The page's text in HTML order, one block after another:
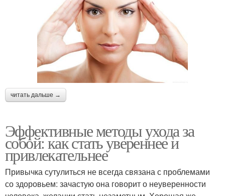
читать дальше →
Эффективные методы ухода за
собой: как стать увереннее и
привлекательнее
Привычка сутулиться не всегда связана с проблемами
со здоровьем: зачастую она говорит о неуверенности